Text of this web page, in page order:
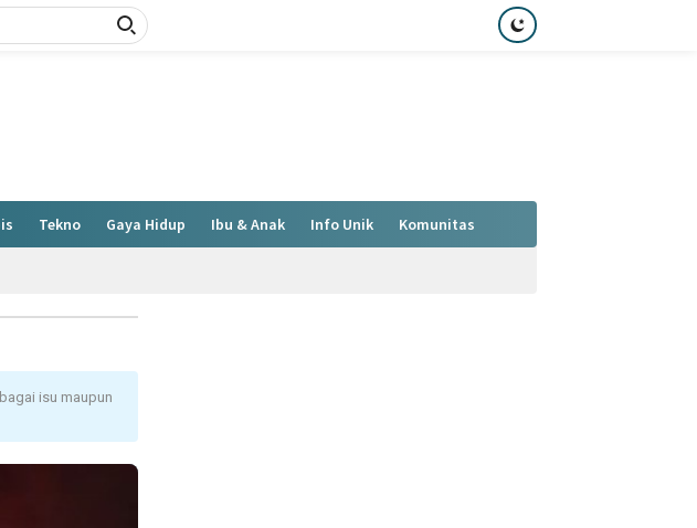
Tekno Gaya Hidup Ibu & Anak Info Unik Komunitas
isu maupun